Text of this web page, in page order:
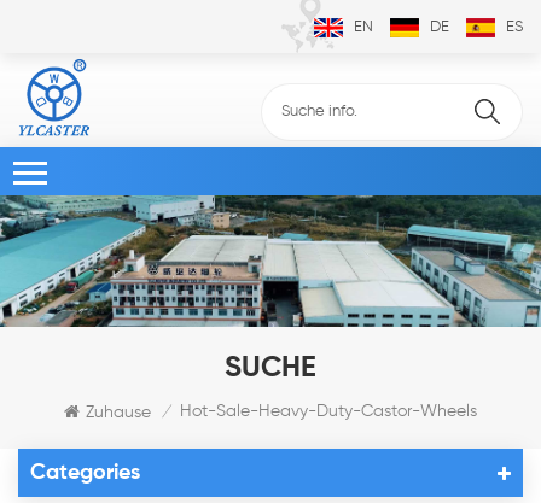
EN DE ES
SUCHE
Zuhause / Hot-Sale-Heavy-Duty-Castor-Wheels
Categories